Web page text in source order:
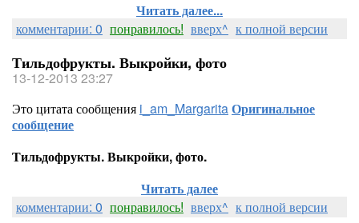
Читать далее...
комментарии: 0 понравилось! вверх^ к полной версии
Тильдофрукты. Выкройки, фото
13-12-2013 23:27
Это цитата сообщения i_am_MargaritaОригинальное
сообщение
Тильдофрукты. Выкройки, фото.
Читать далее
комментарии: 0 понравилось! вверх^ к полной версии